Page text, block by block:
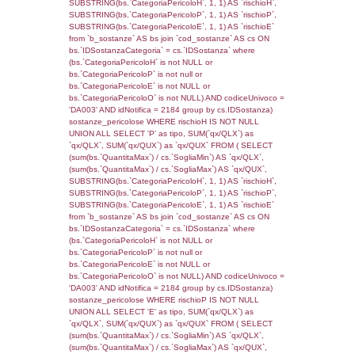
sql: SELECT
reg_f_territori_limitrofi.Direzione,
reg_f_territori_limitrofi.Denominazione,
_limitrofi.DescAltro FROM
JOIN cod_territori_tipologia ON
(reg_f_territori_limitrofi.IDTipologiaTerritorio =
cod_territori_tipologia.IDTipologiaTerritorio)
(reg_f_territori_limitrofi.IDTipoTerritorio =
cod_territori_tipologia.IDTerritorioTP)
0.00033998489379883
sql: SELECT f_territori_limitrofi.Distanza,
f_territori_limitrofi.Direzione,
f_territori_limitrofi.Denominazione,
rofi.DescAltro FROM f_territori_limitrofi